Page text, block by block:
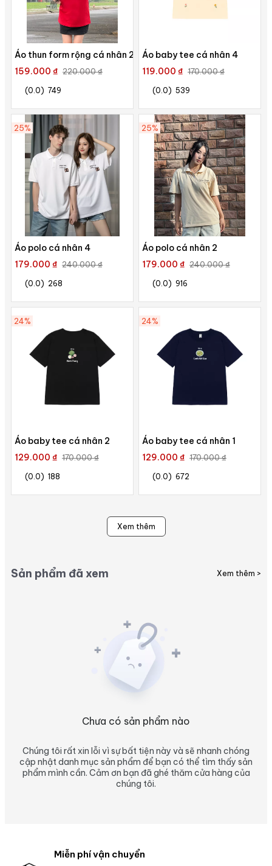
Áo thun form rộng cá nhân 2
159.000 ₫ 220.000 ₫
(0.0) 749
Áo baby tee cá nhân 4
119.000 ₫ 170.000 ₫
(0.0) 539
25%
Áo polo cá nhân 4
179.000 ₫ 240.000 ₫
(0.0) 268
25%
Áo polo cá nhân 2
179.000 ₫ 240.000 ₫
(0.0) 916
24%
Áo baby tee cá nhân 2
129.000 ₫ 170.000 ₫
(0.0) 188
24%
Áo baby tee cá nhân 1
129.000 ₫ 170.000 ₫
(0.0) 672
Xem thêm
Sản phẩm đã xem Xem thêm >
Chưa có sản phẩm nào
Chúng tôi rất xin lỗi vì sự bất tiện này và sẽ nhanh chóng
cập nhật danh mục sản phẩm để bạn có thể tìm thấy sản
phẩm mình cần. Cảm ơn bạn đã ghé thăm cửa hàng của
chúng tôi.
Miễn phí vận chuyển